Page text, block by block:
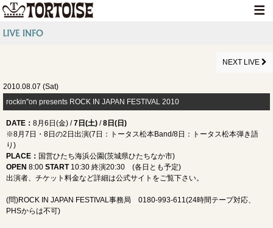
MEDIA INFO
GOODS
DISCOGRAPHY
CONTACT
NEXT LIVE
2010.08.07 (Sat)
rockin''on presents ROCK IN JAPAN FESTIVAL 2010
DATE ： 8月6日(金) /7日(土) /8日(日)
※8月7日・8日の2日出演(7日：トータス松本Band/8日：トータス松本弾き語
り)
PLACE ： 国営ひたち海浜公園(茨城県ひたちなか市)
OPEN 8:00 START 10:30 終演20:30 (各日とも予定)
出演者、チケット料金など詳細は公式サイトをご覧下さい。
(問)ROCK IN JAPAN FESTIVAL事務局 0180-993-611(24時間テープ対応、
PHSからは不可)